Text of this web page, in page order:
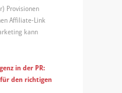
Provisionen
Affiliate-Link
kann
in der PR:
den richtigen